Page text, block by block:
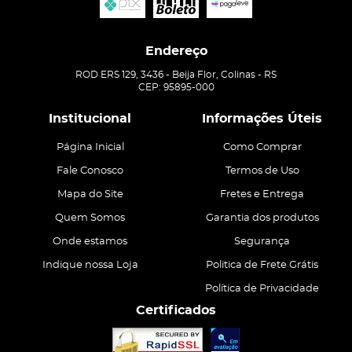
Endereço
ROD ERS 129, 3436 - Beija Flor, Colinas - RS
CEP: 95895-000
Institucional
Página Inicial
Fale Conosco
Mapa do Site
Quem Somos
Onde estamos
Indique nossa Loja
Informações Úteis
Como Comprar
Termos de Uso
Fretes e Entrega
Garantia dos produtos
Segurança
Politica de Frete Grátis
Política de Privacidade
Certificados